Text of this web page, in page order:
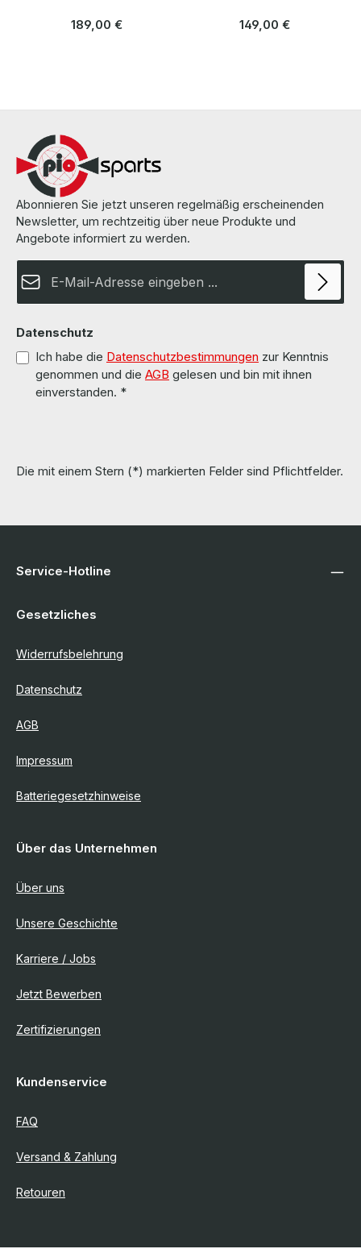
HDD Rahmen
PDU
Rackserver
Rails
Server Chassis
Server Schrank
Terminal Server
USV/UPS
Speicherlösungen & SSDs
Blog
Regulärer Preis:
189,00 € Regulärer Preis:
149,00 €
Abonnieren Sie jetzt unseren regelmäßig erscheinenden
Newsletter, um rechtzeitig über neue Produkte und
Angebote informiert zu werden.
Datenschutz
Ich habe die Datenschutzbestimmungen zur Kenntnis
genommen und die AGB gelesen und bin mit ihnen
einverstanden. *
Die mit einem Stern (*) markierten Felder sind Pflichtfelder.
Service-Hotline
Gesetzliches
Widerrufsbelehrung
Datenschutz
AGB
Impressum
Batteriegesetzhinweise
Über das Unternehmen
Über uns
Unsere Geschichte
Karriere / Jobs
Jetzt Bewerben
Zertifizierungen
Kundenservice
FAQ
Versand & Zahlung
Retouren